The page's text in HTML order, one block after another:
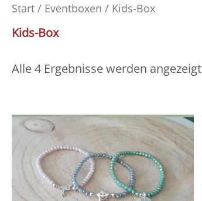
Start / Eventboxen / Kids-Box
Kids-Box
Alle 4 Ergebnisse werden angezeigt